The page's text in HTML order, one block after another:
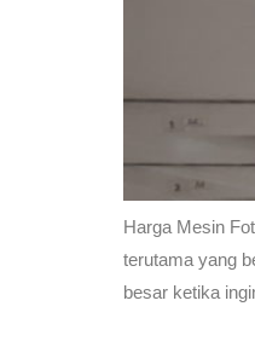
Harga Mesin
terutama yang
besar ketika